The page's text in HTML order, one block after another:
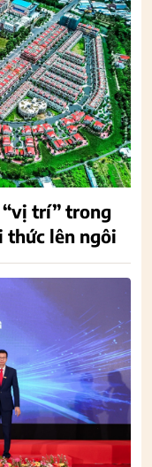
trí” trong
thức lên ngôi